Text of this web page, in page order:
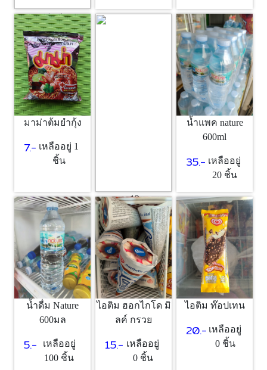
ซอส
25.- เหลืออยู่
1 ชิ้น
มาม่าต้มยำกุ้ง
7.- เหลืออยู่ 1
ชิ้น
ขนม12บาท
12.- เหลืออยู่
10 ชิ้น
น้ำแพค nature
600ml
35.- เหลืออยู่
20 ชิ้น
น้ำดื่ม Nature
600มล
5.-
เหลืออยู่
100 ชิ้น
ไอติม ฮอกไกโด มิ
ลค์ กรวย
15.- เหลืออยู่
0 ชิ้น
ไอติม ท๊อปเทน
20.- เหลืออยู่
0 ชิ้น